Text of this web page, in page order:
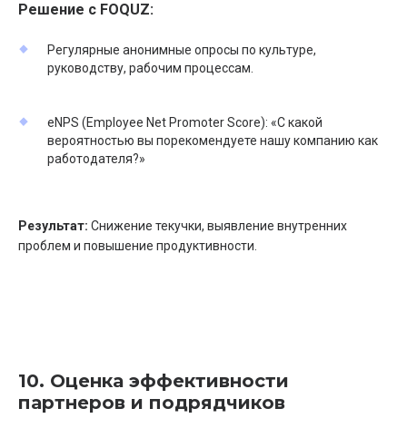
Решение с FOQUZ:
Регулярные анонимные опросы по культуре,
руководству, рабочим процессам.
eNPS (Employee Net Promoter Score): «С какой
вероятностью вы порекомендуете нашу компанию как
работодателя?»
Результат: Снижение текучки, выявление внутренних
проблем и повышение продуктивности.
10. Оценка эффективности
партнеров и подрядчиков